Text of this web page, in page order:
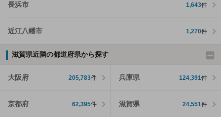
長浜市 1,643件
近江八幡市 1,270件
滋賀県近隣の都道府県から探す
大阪府 205,783件 兵庫県 124,391件
京都府 62,395件 滋賀県 24,551件